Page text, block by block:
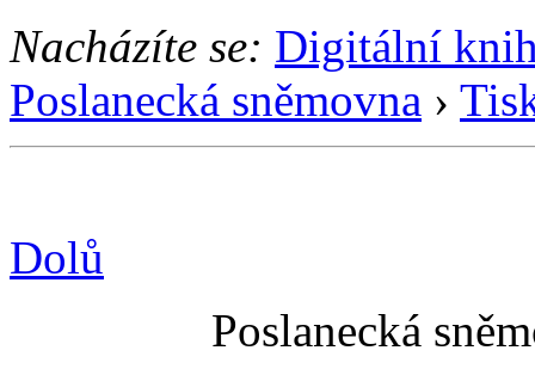
Nacházíte se: Digitální
Poslanecká sněmovna ›
Dolů
Poslanecká